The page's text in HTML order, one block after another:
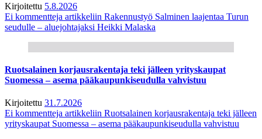
Kirjoitettu 5.8.2026
Ei kommentteja artikkeliin Rakennustyö Salminen laajentaa Turun
seudulle – aluejohtajaksi Heikki Malaska
Ruotsalainen korjausrakentaja teki jälleen yrityskaupat
Suomessa – asema pääkaupunkiseudulla vahvistuu
Kirjoitettu 31.7.2026
Ei kommentteja artikkeliin Ruotsalainen korjausrakentaja teki jälleen
yrityskaupat Suomessa – asema pääkaupunkiseudulla vahvistuu